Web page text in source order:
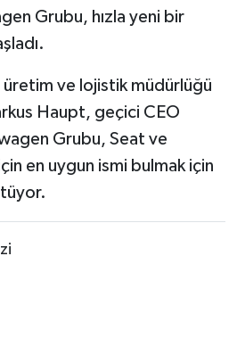
Grubu, hızla yeni bir
üretim ve lojistik müdürlüğü
Haupt, geçici CEO
Grubu, Seat ve
en uygun ismi bulmak için